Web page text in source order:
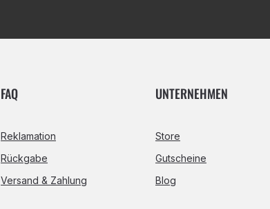
FAQ
Reklamation
Rückgabe
Versand & Zahlung
UNTERNEHMEN
Store
Gutscheine
Blog